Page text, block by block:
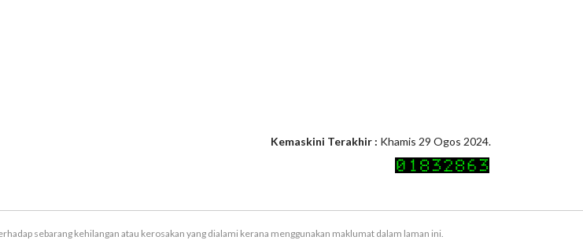
Kemaskini Terakhir : Khamis 29 Ogos 2024.
sebarang kehilangan atau kerosakan yang dialami kerana menggunakan maklumat dalam laman ini.